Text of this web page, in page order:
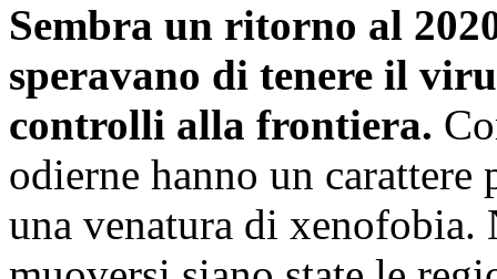
Sembra un ritorno al
speravano di tenere il
controlli alla frontiera.
odierne hanno un
una venatura di xenofobia.